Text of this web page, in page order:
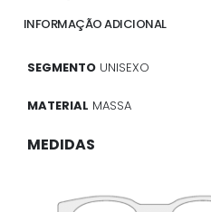
INFORMAÇÃO ADICIONAL
SEGMENTO UNISEXO
MATERIAL MASSA
MEDIDAS